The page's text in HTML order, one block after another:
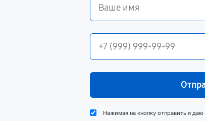
Нажимая на кнопку отправить я